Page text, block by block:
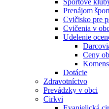
Športové
Prenájom
Cvičisko pre
Cvičenia v
Udelenie
Ceny
Dotácie
Zdravotníctvo
Prevádzky v obci
Cirkvi